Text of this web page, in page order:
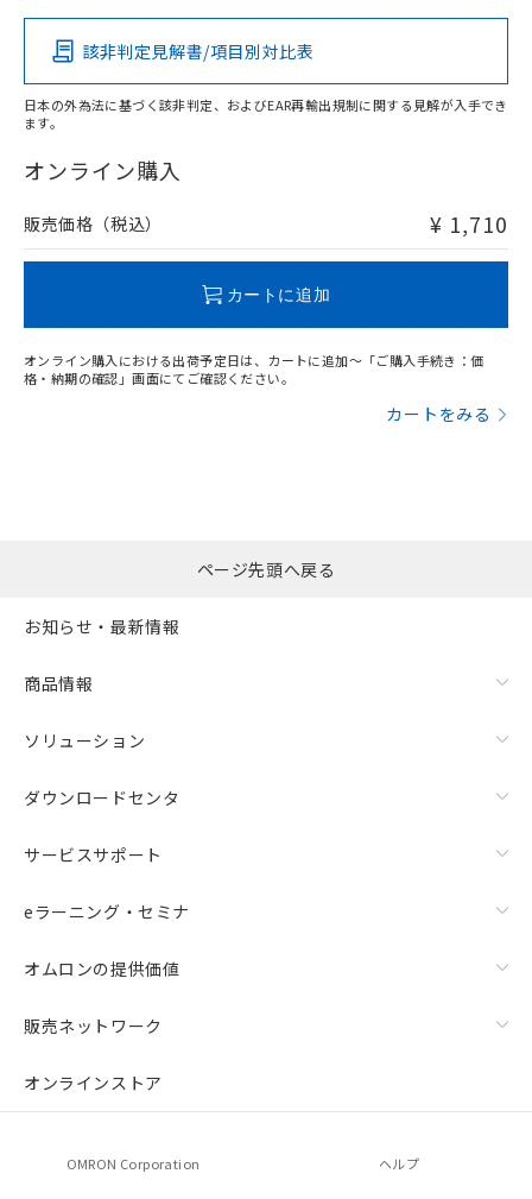
O
在庫等で未対応品が混在する可能性があります。
問い合わせください。
該非判定見解書/項目別対比表
日本の外為法に基づく該非判定、およびEAR再輸出規制に関する見解が入手でき
ます。
オンライン購入
販売価格（税込） ¥ 1,710
カートに追加
オンライン購入における出荷予定日は、カートに追加～「ご購入手続き：価
格・納期の確認」画面にてご確認ください。
カートをみる
ページ先頭へ戻る
お知らせ・最新情報
商品情報
ソリューション
ダウンロードセンタ
サービスサポート
eラーニング・セミナ
オムロンの提供価値
販売ネットワーク
オンラインストア
OMRON Corporation ヘルプ